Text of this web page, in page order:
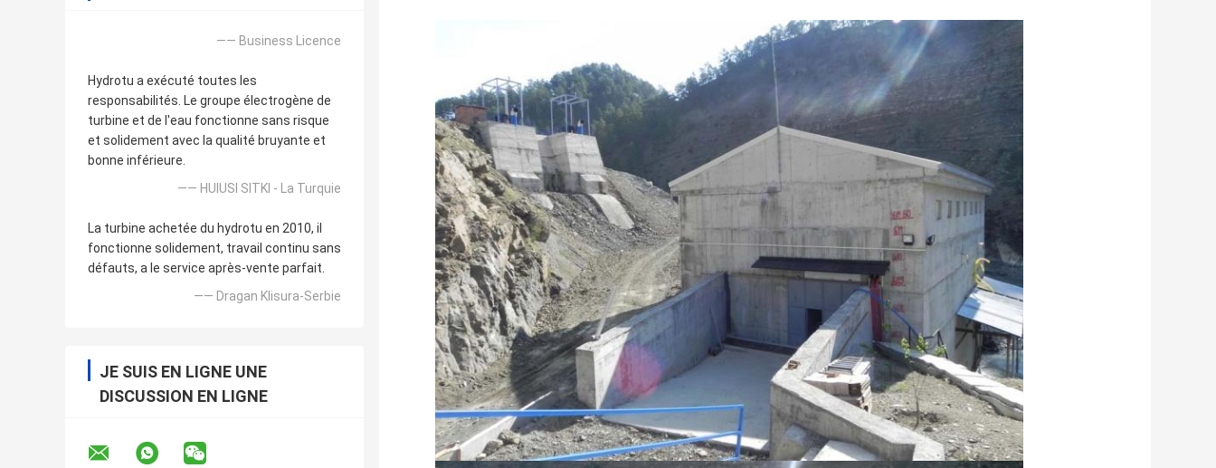
—— Business Licence
Hydrotu a exécuté toutes les
responsabilités. Le groupe électrogène de
turbine et de l'eau fonctionne sans risque
et solidement avec la qualité bruyante et
bonne inférieure.
—— HUlUSI SITKI - La Turquie
La turbine achetée du hydrotu en 2010, il
fonctionne solidement, travail continu sans
défauts, a le service après-vente parfait.
—— Dragan Klisura-Serbie
JE SUIS EN LIGNE UNE
DISCUSSION EN LIGNE